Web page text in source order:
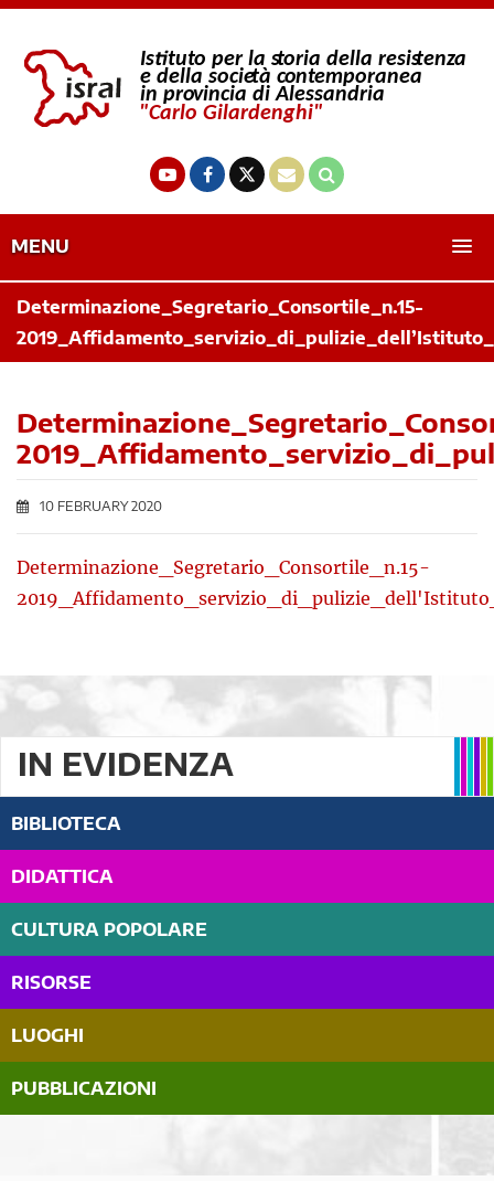
MENU
Determinazione_Segretario_Consortile_n.15-
10 FEBRUARY 2020
Determinazione_Segretario_Consortile_n.15-
IN EVIDENZA
BIBLIOTECA
DIDATTICA
CULTURA POPOLARE
RISORSE
LUOGHI
PUBBLICAZIONI